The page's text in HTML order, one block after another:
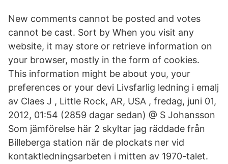
New comments cannot be posted and votes
cannot be cast. Sort by When you visit any
website, it may store or retrieve information on
your browser, mostly in the form of cookies.
This information might be about you, your
preferences or your devi Livsfarlig ledning i emalj
av Claes J , Little Rock, AR, USA , fredag, juni 01,
2012, 01:54 (2859 dagar sedan) @ S Johansson
Som jämförelse här 2 skyltar jag räddade från
Billeberga station när de plockats ner vid
kontaktledningsarbeten i mitten av 1970-talet.